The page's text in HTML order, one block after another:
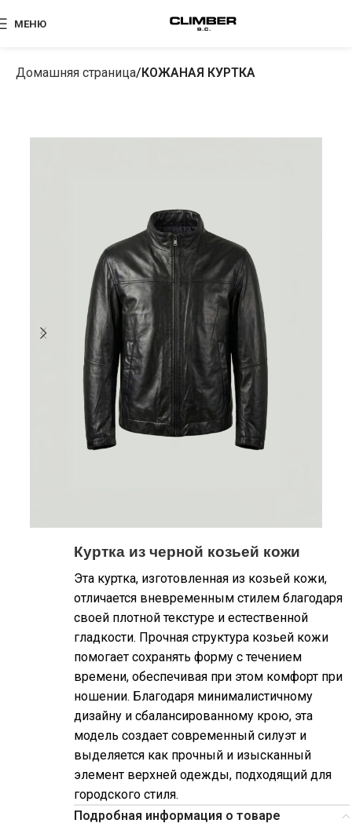
МЕНЮ
Домашняя страница КОЖАНАЯ КУРТКА
Куртка из черной козьей кожи
Эта куртка, изготовленная из козьей кожи,
отличается вневременным стилем благодаря
своей плотной текстуре и естественной
гладкости. Прочная структура козьей кожи
помогает сохранять форму с течением
времени, обеспечивая при этом комфорт при
ношении. Благодаря минималистичному
дизайну и сбалансированному крою, эта
модель создает современный силуэт и
выделяется как прочный и изысканный
элемент верхней одежды, подходящий для
городского стиля.
Подробная информация о товаре